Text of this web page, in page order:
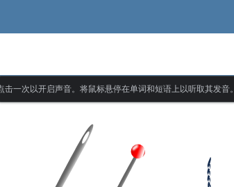
击一次以开启声音。将鼠标悬停在单词和短语上以听取其发音。